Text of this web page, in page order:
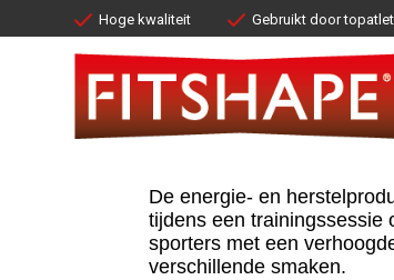
Hoge kwaliteit Gebruikt door
Hoge kwaliteit Gebruikt door
De energie- en
tijdens een trainingssessie
sporters met een
verschillende smaken.